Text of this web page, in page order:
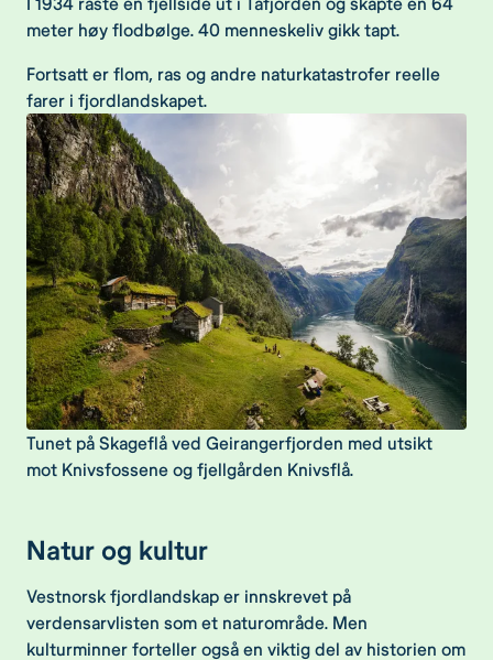
meter høy flodbølge. 40 menneskeliv gikk tapt.
Fortsatt er flom, ras og andre naturkatastrofer reelle
farer i fjordlandskapet.
Tunet på Skageflå ved Geirangerfjorden med utsikt
mot Knivsfossene og fjellgården Knivsflå.
Natur og kultur
Vestnorsk fjordlandskap er innskrevet på
verdensarvlisten som et naturområde. Men
kulturminner forteller også en viktig del av historien om